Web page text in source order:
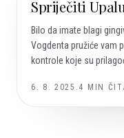
Spriječiti
Bilo da imate blagi
Vogdenta pružiće vam
kontrole koje su
6. 8. 2025. 4 MIN